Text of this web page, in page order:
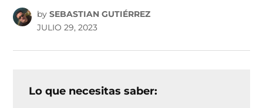
by SEBASTIAN GUTIÉRREZ
JULIO 29, 2023
Lo que necesitas saber: